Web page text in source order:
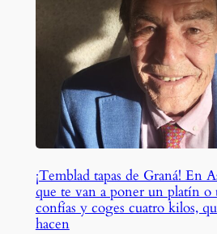
¡Temblad tapas de Graná! En
que te van a poner un platín o
confías y coges cuatro kilos,
hacen